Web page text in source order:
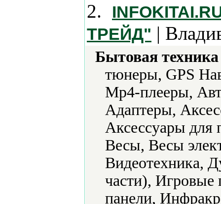
2.
ТРЕЙД" |
Бытовая
тюнеры, GPS
Mp4-плееры,
Адаптеры,
Аксессуары для
Весы, Весы
Видеотехника,
части), Игровые
панели,